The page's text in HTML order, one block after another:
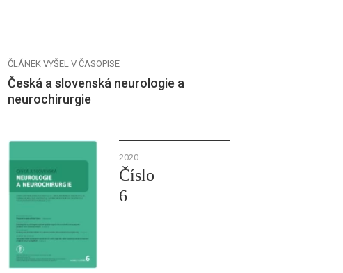
ČLÁNEK VYŠEL V ČASOPISE
Česká a slovenská neurologie a
neurochirurgie
2020
Číslo
6